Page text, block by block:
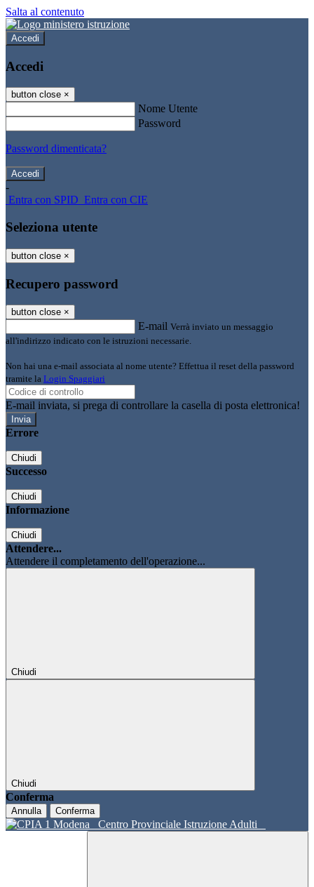
Salta al contenuto
Accedi
Accedi
button close ×
Nome Utente
Password
Password dimenticata?
-
Entra con SPID Entra con CIE
Seleziona utente
button close ×
Recupero password
button close ×
E-mail Verrà inviato un messaggio
all'indirizzo indicato con le istruzioni necessarie.
Non hai una e-mail associata al nome utente? Effettua il reset della password
tramite la Login Spaggiari
E-mail inviata, si prega di controllare la casella di posta elettronica!
Errore
Chiudi
Successo
Chiudi
Informazione
Chiudi
Attendere...
Attendere il completamento dell'operazione...
Chiudi
Chiudi
Conferma
Annulla Conferma
Centro Provinciale Istruzione Adulti